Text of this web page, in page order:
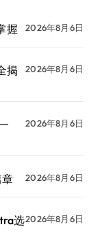
握 2026年8月6日
揭
2026年8月6日
2026年8月6日
2026年8月6日
选2026年8月6日